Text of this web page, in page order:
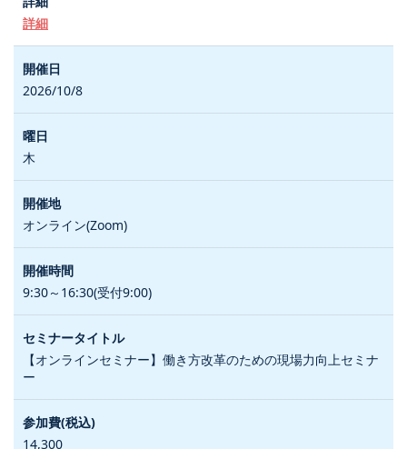
詳細
2026/10/8
木
オンライン(Zoom)
9:30～16:30(受付9:00)
【オンラインセミナー】働き方改革のための現場力向上セミナ
ー
14,300